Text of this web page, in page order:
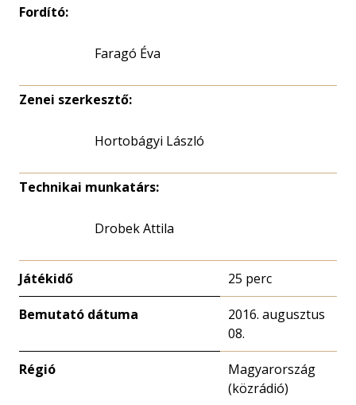
Fordító:
Faragó Éva
Zenei szerkesztő:
Hortobágyi László
Technikai munkatárs:
Drobek Attila
Játékidő 25 perc
Bemutató dátuma
2016. augusztus
08.
Régió
Magyarország
(közrádió)